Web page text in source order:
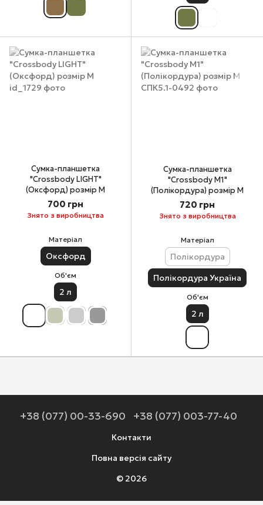
Сумка-планшетка
"Crossbody LIGHT"
(Оксфорд) розмір М
700 грн
Знято з виробництва
Матеріал
Оксфорд
Об'єм
2 л
Сумка-планшетка
"Crossbody М1"
(Полікордура) розмір М
720 грн
Знято з виробництва
Матеріал
Полікордура
Полікордура Україна
Об'єм
2 л
+38 (077) 00-33-690 +38 (077) 003-77-40
Контакти
Повна версія сайту
© 2026